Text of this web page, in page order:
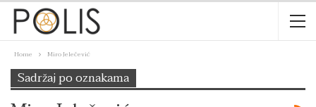
Home Miro Jelečević
Sadržaj po oznakama